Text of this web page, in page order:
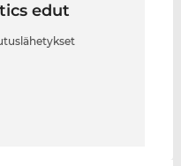
edut